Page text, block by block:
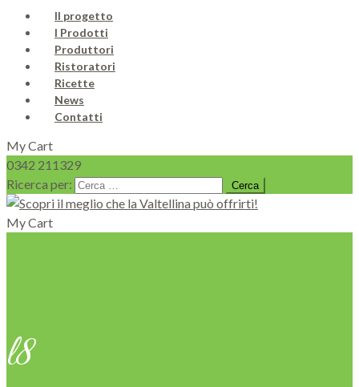
Il progetto
I Prodotti
Produttori
Ristoratori
Ricette
News
Contatti
My Cart
0342 211329
Ricerca per:
My Cart
l8